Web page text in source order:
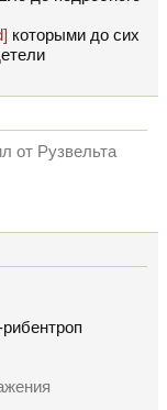
которыми до сих
от Рузвельта